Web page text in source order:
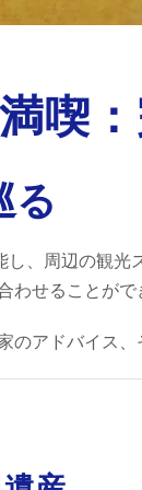
喫
る
、周辺の観
せることがで
アドバイス